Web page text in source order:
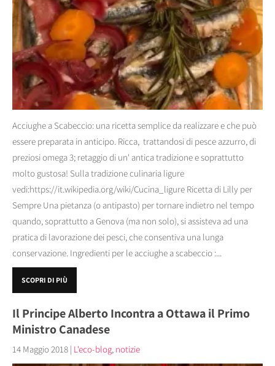
Acciughe a Scabeccio: una ricetta semplice da realizzare e che può
essere preparata in anticipo. Ricca, trattandosi di pesce azzurro, di
preziosi omega 3; retaggio di un' antica tradizione e soprattutto
molto gustosa! Sulla tradizione culinaria ligure
vedi:https://it.wikipedia.org/wiki/Cucina_ligure Ricetta di Lilly per
Sempre Una pietanza (o antipasto) per tornare indietro nel tempo
quando, soprattutto a Genova (ma non solo), si assisteva ad una
pratica di lavorazione dei pesci, che consentiva una lunga
conservazione. Ingredienti per le acciughe a scabeccio :...
SCOPRI DI PIÙ
Il Principe Alberto Incontra a Ottawa il Primo
Ministro Canadese
14 Maggio 2018 | L'eco-blog, notizie